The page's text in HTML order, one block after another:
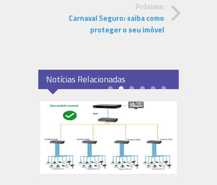
Próxima:
Carnaval Seguro: saiba como
proteger o seu imóvel
Notícias Relacionadas